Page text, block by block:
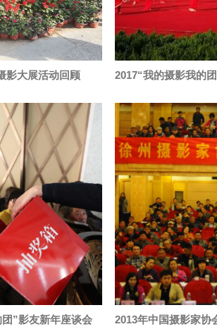
影大展活动回顾
”影友新年座谈会